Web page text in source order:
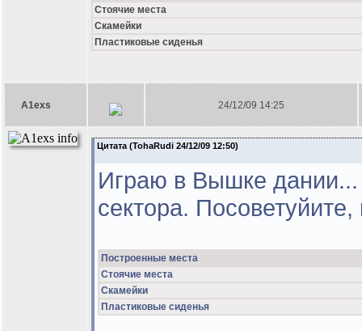
Стоячие места
Скамейки
Пластиковые сиденья
A1exs 24/12/09 14:25
Цитата (TohaRudi 24/12/09 12:50)
Играю в Вышке дании...
сектора.
Построенные места
Стоячие места
Скамейки
Пластиковые сиденья